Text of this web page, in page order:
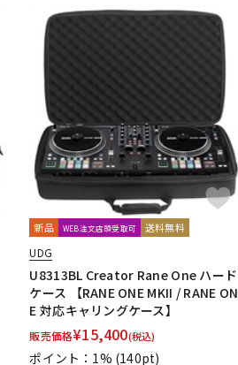
新品 WEB注文店頭受取可 送料無料
UDG
U8313BL Creator Rane One ハード
ケース 【RANE ONE MKII / RANE ON
E 対応キャリングケース】
販売価格¥15,400(税込)
ポイント：1% (140pt)